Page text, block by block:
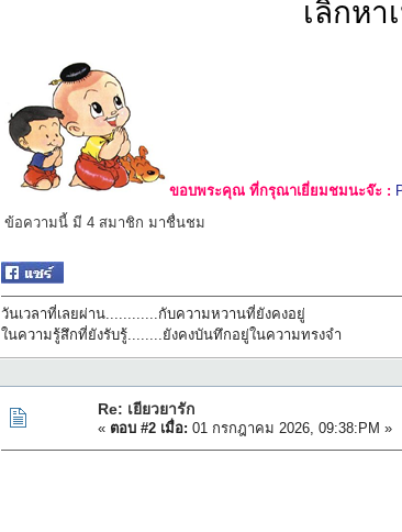
เลิกหา
ขอบพระคุณ ที่กรุณาเยี่ยมชมนะจ๊ะ :
ข้อความนี้ มี 4 สมาชิก มาชื่นชม
วันเวลาที่เลยผ่าน............กับความหวานที่ยังคงอยู่
ในความรู้สึกที่ยังรับรู้........ยังคงบันทึกอยู่ในความทรงจำ
Re: เยียวยารัก
« ตอบ #2 เมื่อ: 01 กรกฎาคม 2026, 09:38:PM »